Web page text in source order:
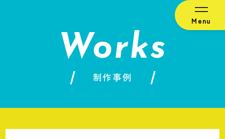
Menu
Works
制作事例